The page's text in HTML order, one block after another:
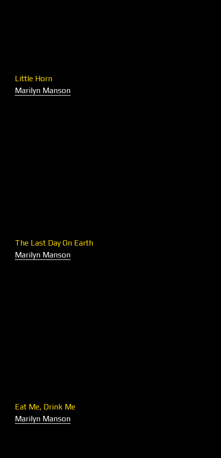
Little Horn
Marilyn Manson
The Last Day On Earth
Marilyn Manson
Eat Me, Drink Me
Marilyn Manson